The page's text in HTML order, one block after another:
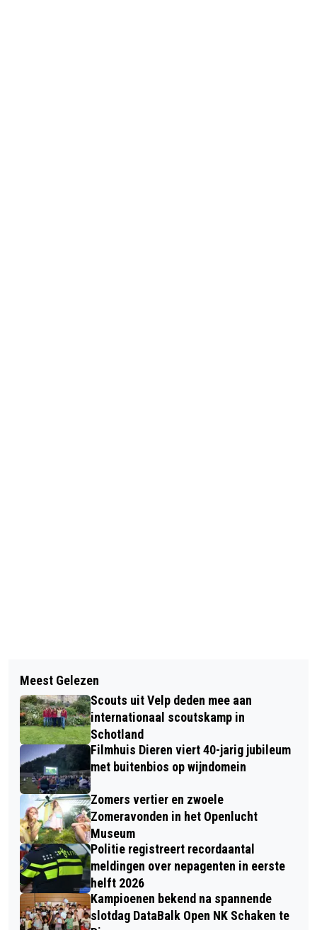
HUISDIER VAN DE WEEK: ONTMOET
KNIBBEL
VERDACHTEN PLOFKRAAK PAUL VAN
ZEELAND NIET AANGETROFFEN,
POLITIE ZOEKT GETUIGEN
Meest Gelezen
Scouts uit Velp deden mee aan
internationaal scoutskamp in
Schotland
Filmhuis Dieren viert 40-jarig jubileum
met buitenbios op wijndomein
Zomers vertier en zwoele
Zomeravonden in het Openlucht
Museum
Politie registreert recordaantal
meldingen over nepagenten in eerste
helft 2026
Kampioenen bekend na spannende
slotdag DataBalk Open NK Schaken te